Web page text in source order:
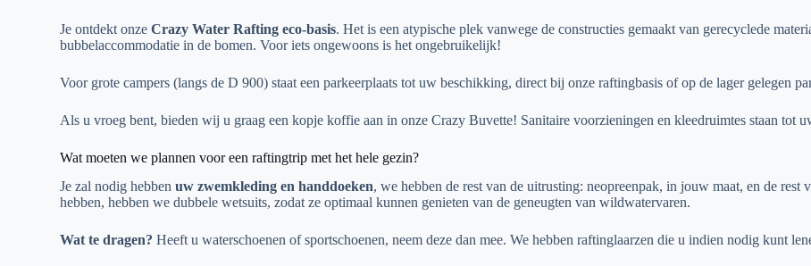
Je ontdekt onzeCrazy Water Rafting eco-basis. Het is een atypische plek vanwege de constructies gemaakt van gerecyclede
bubbelaccommodatie in de bomen. Voor iets ongewoons is het ongebruikelijk!
Voor grote campers (langs de D 900) staat een parkeerplaats tot uw beschikking, direct bij onze raftingbasis of op de lager gelegen
Als u vroeg bent, bieden wij u graag een kopje koffie aan in onze Crazy Buvette! Sanitaire voorzieningen en kleedruimtes staan tot
Wat moeten we plannen voor een raftingtrip met het hele gezin?
Je zal nodig hebbenuw zwemkleding en handdoeken, we hebben de rest van de uitrusting: neopreenpak, in jouw maat, en de
hebben, hebben we dubbele wetsuits, zodat ze optimaal kunnen genieten van de geneugten van wildwatervaren.
Wat te dragen?Heeft u waterschoenen of sportschoenen, neem deze dan mee. We hebben raftinglaarzen die u indien nodig kunt